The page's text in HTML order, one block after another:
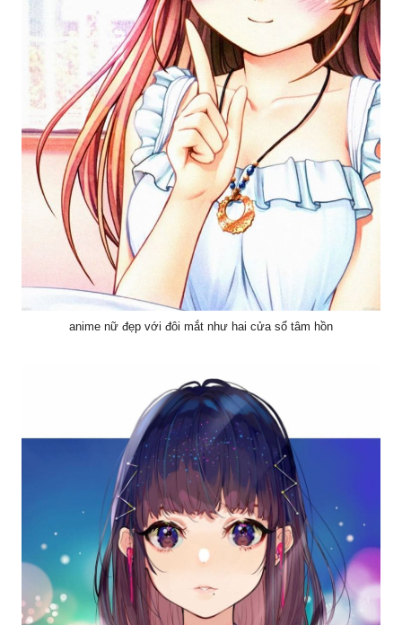
anime nữ đẹp với đôi mắt như hai cửa sổ tâm hồn